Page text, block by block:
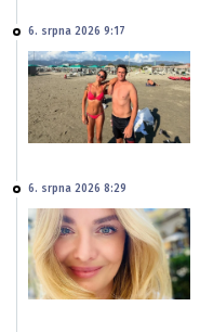
6. srpna 2026 9:17
6. srpna 2026 8:29